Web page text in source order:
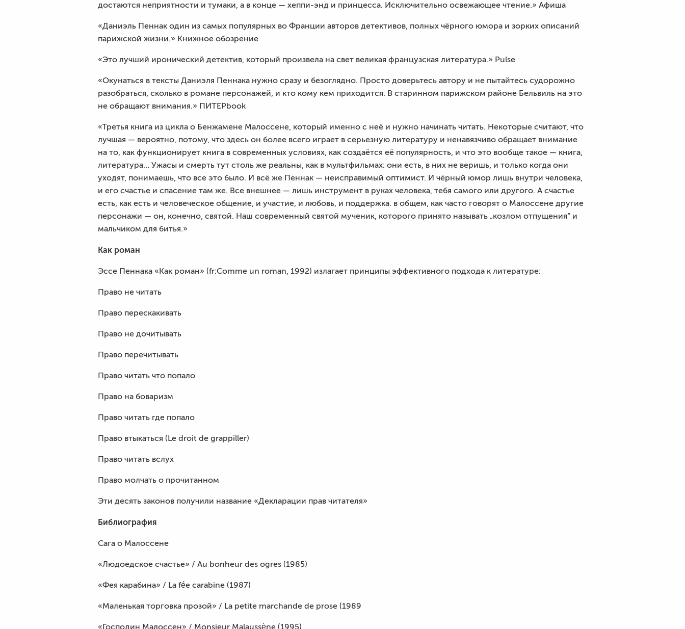
достаются неприятности и тумаки, а в конце — хеппи-энд и принцесса. Исключительно освежающее чтение.» Афиша
«Даниэль Пеннак один из самых популярных во Франции авторов детективов, полных чёрного юмора и зорких описаний
парижской жизни.» Книжное обозрение
«Это лучший иронический детектив, который произвела на свет великая французская литература.» Pulse
«Окунаться в тексты Даниэля Пеннака нужно сразу и безоглядно. Просто доверьтесь автору и не пытайтесь судорожно
разобраться, сколько в романе персонажей, и кто кому кем приходится. В старинном парижском районе Бельвиль на это
не обращают внимания.» ПИТЕРbook
«Третья книга из цикла о Бенжамене Малоссене, который именно с неё и нужно начинать читать. Некоторые считают, что
лучшая — вероятно, потому, что здесь он более всего играет в серьезную литературу и ненавязчиво обращает внимание
на то, как функционирует книга в современных условиях, как создаётся её популярность, и что это вообще такое — книга,
литература… Ужасы и смерть тут столь же реальны, как в мультфильмах: они есть, в них не веришь, и только когда они
уходят, понимаешь, что все это было. И всё же Пеннак — неисправимый оптимист. И чёрный юмор лишь внутри человека,
и его счастье и спасение там же. Все внешнее — лишь инструмент в руках человека, тебя самого или другого. А счастье
есть, как есть и человеческое общение, и участие, и любовь, и поддержка. в общем, как часто говорят о Малоссене другие
персонажи — он, конечно, святой. Наш современный святой мученик, которого принято называть „козлом отпущения“ и
мальчиком для битья.»
Как роман
Эссе Пеннака «Как роман» (fr:Comme un roman, 1992) излагает принципы эффективного подхода к литературе:
Право не читать
Право перескакивать
Право не дочитывать
Право перечитывать
Право читать что попало
Право на боваризм
Право читать где попало
Право втыкаться (Le droit de grappiller)
Право читать вслух
Право молчать о прочитанном
Эти десять законов получили название «Декларации прав читателя»
Библиография
Сага о Малоссене
«Людоедское счастье» / Au bonheur des ogres (1985)
«Фея карабина» / La fée carabine (1987)
«Маленькая торговка прозой» / La petite marchande de prose (1989
«Господин Малоссен» / Monsieur Malaussène (1995)